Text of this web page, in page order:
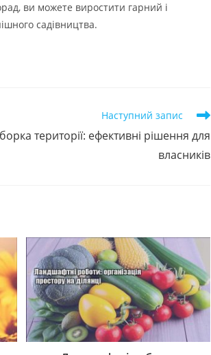
ви можете виростити гарний і
садівництва.
Наступний запис
території: ефективні рішення для
власників